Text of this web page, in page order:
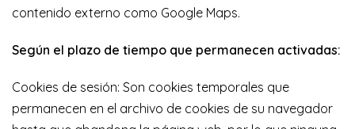
contenido externo como Google Maps.
Según el plazo de tiempo que permanecen activadas:
Cookies de sesión: Son cookies temporales que
permanecen en el archivo de cookies de su navegador